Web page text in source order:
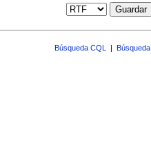
Guardar
Búsqueda CQL